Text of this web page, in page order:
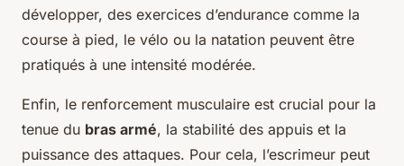
développer, des exercices d’endurance comme la
course à pied, le vélo ou la natation peuvent être
pratiqués à une intensité modérée.
Enfin, le renforcement musculaire est crucial pour la
tenue du bras armé, la stabilité des appuis et la
puissance des attaques. Pour cela, l’escrimeur peut